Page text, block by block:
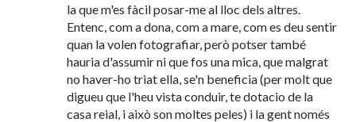
la que m'es fàcil posar-me al lloc dels altres.
Entenc, com a dona, com a mare, com es deu sentir
quan la volen fotografiar, però potser també
hauria d'assumir ni que fos una mica, que malgrat
no haver-ho triat ella, se'n beneficia (per molt que
digueu que l'heu vista conduir, te dotacio de la
casa reial, i això son moltes peles) i la gent només